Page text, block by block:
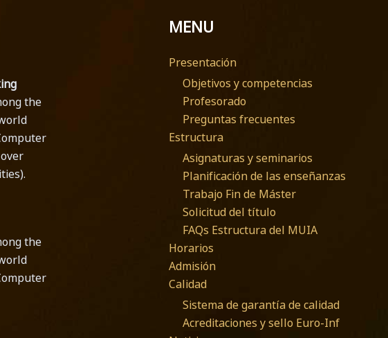
the
the
MENU
Presentación
Objetivos y competencias
Profesorado
Preguntas frecuentes
Estructura
Asignaturas y seminarios
Planificación de las enseñanzas
Trabajo Fin de Máster
Solicitud del título
FAQs Estructura del MUIA
Horarios
Admisión
Calidad
Sistema de garantía de calidad
Acreditaciones y sello Euro-Inf